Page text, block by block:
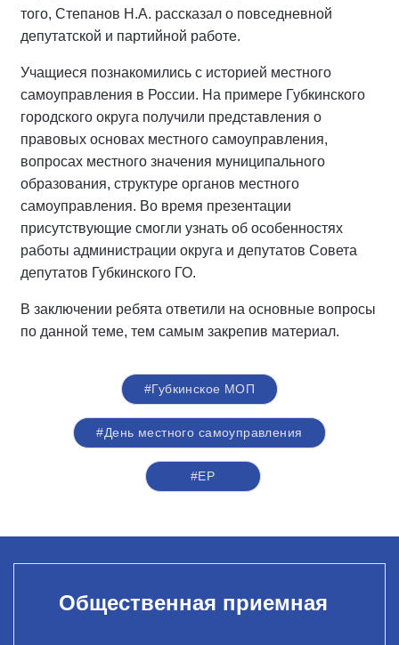
того, Степанов Н.А. рассказал о повседневной
депутатской и партийной работе.
Учащиеся познакомились с историей местного
самоуправления в России. На примере Губкинского
городского округа получили представления о
правовых основах местного самоуправления,
вопросах местного значения муниципального
образования, структуре органов местного
самоуправления. Во время презентации
присутствующие смогли узнать об особенностях
работы администрации округа и депутатов Совета
депутатов Губкинского ГО.
В заключении ребята ответили на основные вопросы
по данной теме, тем самым закрепив материал.
#Губкинское МОП
#День местного самоуправления
#ЕР
Общественная приемная